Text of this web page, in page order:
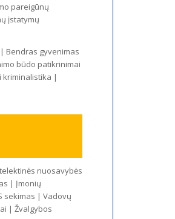
pareigūnų
įstatymų
Bendras gyvenimas
būdo patikrinimai
kriminalistika |
nuosavybės
| Įmonių
sekimas | Vadovų
| Žvalgybos